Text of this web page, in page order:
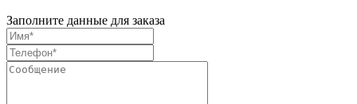
Заполните данные для заказа